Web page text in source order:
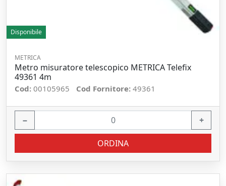
Disponibile
METRICA
Metro misuratore telescopico METRICA Telefix
49361 4m
Cod: 00105965 Cod Fornitore: 49361
− +
ORDINA